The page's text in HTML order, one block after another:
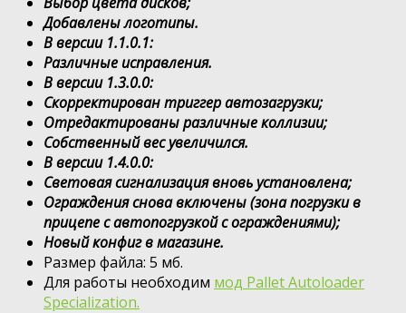
Добавлены логотипы.
В версии 1.1.0.1:
Различные исправления.
В версии 1.3.0.0:
Скорректирован триггер автозагрузки;
Отредактированы различные коллизии;
Собственный вес увеличился.
В версии 1.4.0.0:
Световая сигнализация вновь установлена;
Ограждения снова включены (зона погрузки в
прицепе с автопогрузкой с ограждениями);
Новый конфиг в магазине.
Размер файла: 5 мб.
Для работы необходим мод Pallet Autoloader
Specialization.